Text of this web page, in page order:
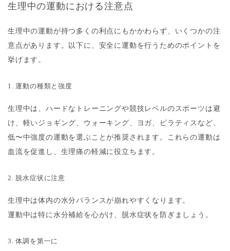
生理中の運動における注意点
生理中の運動が持つ多くの利点にもかかわらず、いくつかの注
意点があります。以下に、安全に運動を行うためのポイントを
挙げます。
1. 運動の種類と強度
生理中は、ハードなトレーニングや競技レベルのスポーツは避
け、軽いジョギング、ウォーキング、ヨガ、ピラティスなど、
低〜中強度の運動を選ぶことが推奨されます。これらの運動は
血流を促進し、生理痛の軽減に役立ちます。
2. 脱水症状に注意
生理中は体内の水分バランスが崩れやすくなります。
運動中は特に水分補給を心がけ、脱水症状を防ぎましょう。
3. 体調を第一に